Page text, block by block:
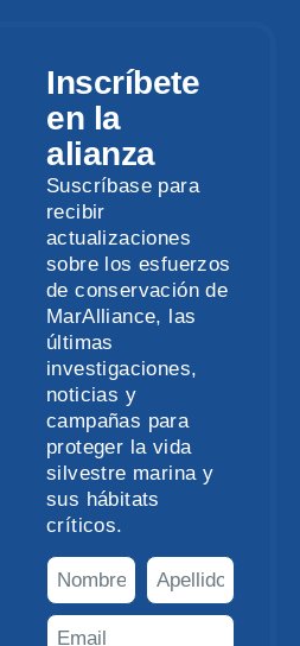
Inscríbete
en la
alianza
Suscríbase para
recibir
actualizaciones
sobre los esfuerzos
de conservación de
MarAlliance, las
últimas
investigaciones,
noticias y
campañas para
proteger la vida
silvestre marina y
sus hábitats
críticos.